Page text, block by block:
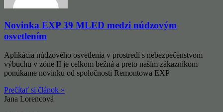
Novinka EXP 39 MLED medzi núdzovým
osvetlením
Aplikácia núdzového osvetlenia v prostredí s nebezpečenstvom
výbuchu v zóne II je celkom bežná a preto naším zákazníkom
ponúkame novinku od spoločnosti Remontowa EXP
Prečítať si článok »
Jana Lorencová